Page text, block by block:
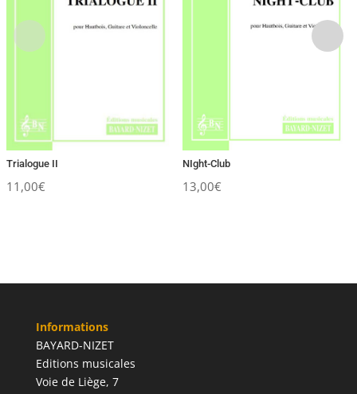
Trialogue II
11,00€
NIght-Club
13,00€
Informations
BAYARD-NIZET
Editions musicales
Voie de Liège, 7